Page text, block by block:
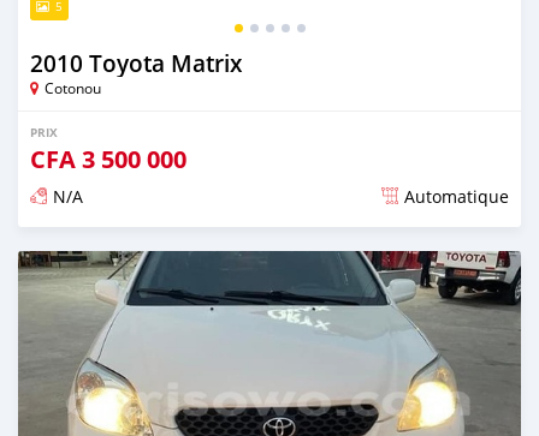
5
2010 Toyota Matrix
Cotonou
PRIX
CFA3 500 000
N/A Automatique
Publié il y a environ 4 ans